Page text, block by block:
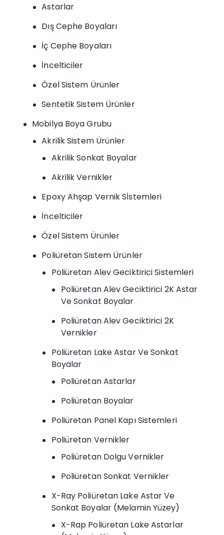
Astarlar
Dış Cephe Boyaları
İç Cephe Boyaları
İncelticiler
Özel Sistem Ürünler
Sentetik Sistem Ürünler
Mobilya Boya Grubu
Akrilik Sistem Ürünler
Akrilik Sonkat Boyalar
Akrilik Vernikler
Epoxy Ahşap Vernik Sİstemleri
İncelticiler
Özel Sistem Ürünler
Poliüretan Sistem Ürünler
Poliüretan Alev Geciktirici Sistemleri
Poliüretan Alev Geciktirici 2K Astar
Ve Sonkat Boyalar
Poliüretan Alev Geciktirici 2K
Vernikler
Poliüretan Lake Astar Ve Sonkat
Boyalar
Poliüretan Astarlar
Poliüretan Boyalar
Poliüretan Panel Kapı Sistemleri
Poliüretan Vernikler
Poliüretan Dolgu Vernikler
Poliüretan Sonkat Vernikler
X-Ray Poliüretan Lake Astar Ve
Sonkat Boyalar (Melamin Yüzey)
X-Rap Poliüretan Lake Astarlar